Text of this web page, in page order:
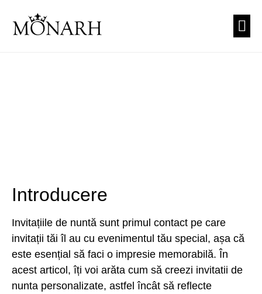
Introducere
Invitațiile de nuntă sunt primul contact pe care
invitații tăi îl au cu evenimentul tău special, așa că
este esențial să faci o impresie memorabilă. În
acest articol, îți voi arăta cum să creezi invitatii de
nunta personalizate, astfel încât să reflecte